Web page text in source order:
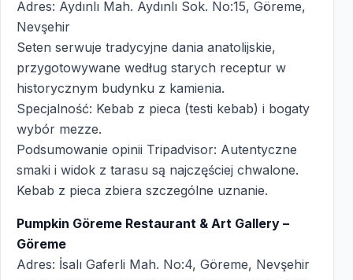
Adres: Aydınlı Mah. Aydınlı Sok. No:15, Göreme,
Nevşehir
Seten serwuje tradycyjne dania anatolijskie,
przygotowywane według starych receptur w
historycznym budynku z kamienia.
Specjalność: Kebab z pieca (testi kebab) i bogaty
wybór mezze.
Podsumowanie opinii Tripadvisor: Autentyczne
smaki i widok z tarasu są najczęściej chwalone.
Kebab z pieca zbiera szczególne uznanie.
Pumpkin Göreme Restaurant & Art Gallery –
Göreme
Adres: İsalı Gaferli Mah. No:4, Göreme, Nevşehir